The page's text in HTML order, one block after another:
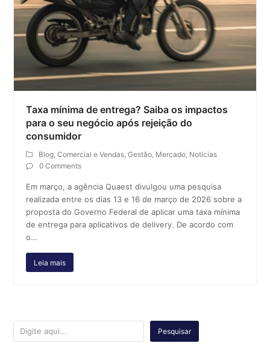
Taxa mínima de entrega? Saiba os impactos
para o seu negócio após rejeição do
consumidor
Blog,Comercial e Vendas,Gestão, Mercado, Notícias
0 Comments
Em março, a agência Quaest divulgou uma pesquisa
realizada entre os dias 13 e 16 de março de 2026 sobre a
proposta do Governo Federal de aplicar uma taxa mínima
de entrega para aplicativos de delivery. De acordo com
o…
Leia mais
Pesquisar